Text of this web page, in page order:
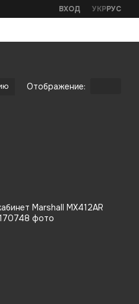
ВХОД УКРРУС
Отображение: